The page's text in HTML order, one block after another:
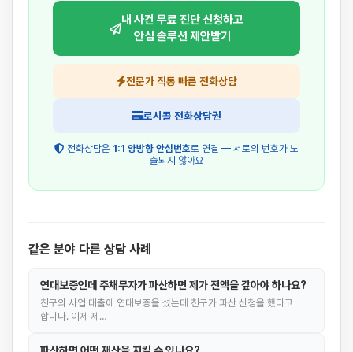
내 사건 무료 진단 신청하고
안심 솔루션 제안받기
전문가 직통 빠른 전화상담
로시콜 전화상담권
전화상담은 1:1 양방향 안심번호로 연결 — 서로의 번호가 노
출되지 않아요
같은 분야 다른 상담 사례
연대보증인데 주채무자가 파산하면 제가 전액을 갚아야 하나요?
친구의 사업 대출에 연대보증을 섰는데 친구가 파산 신청을 했다고
합니다. 이제 제…